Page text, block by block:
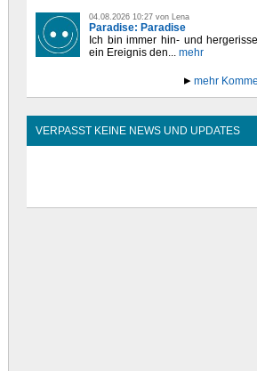
04.08.2026 10:27 von Lena
Paradise: Paradise
Ich bin immer hin- und
ein Ereignis den... mehr
mehr
VERPASST KEINE NEWS UND UPDATES